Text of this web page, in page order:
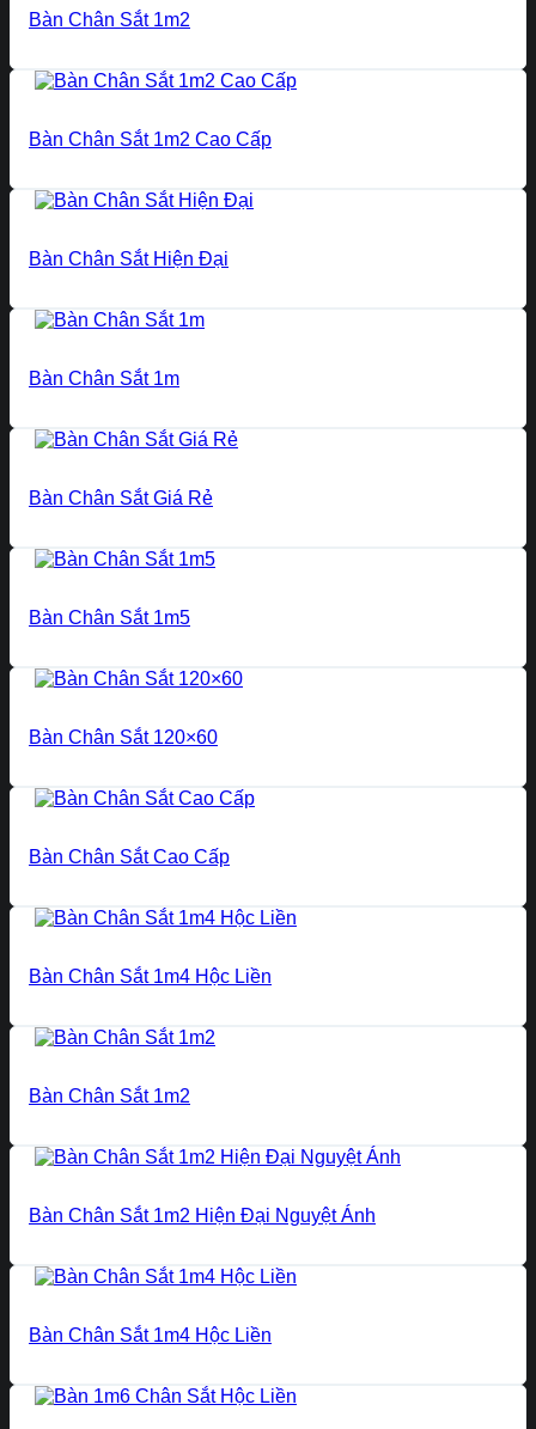
Bàn Chân Sắt 1m2
Bàn Chân Sắt 1m2 Cao Cấp
Bàn Chân Sắt Hiện Đại
Bàn Chân Sắt 1m
Bàn Chân Sắt Giá Rẻ
Bàn Chân Sắt 1m5
Bàn Chân Sắt 120×60
Bàn Chân Sắt Cao Cấp
Bàn Chân Sắt 1m4 Hộc Liền
Bàn Chân Sắt 1m2
Bàn Chân Sắt 1m2 Hiện Đại Nguyệt Ánh
Bàn Chân Sắt 1m4 Hộc Liền